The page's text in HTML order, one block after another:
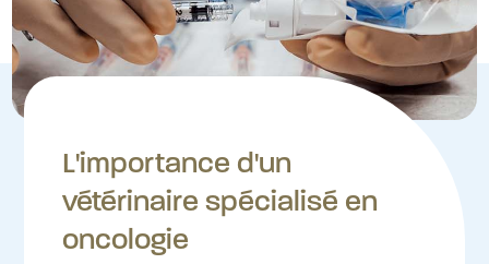
L'importance d'un
vétérinaire spécialisé en
oncologie